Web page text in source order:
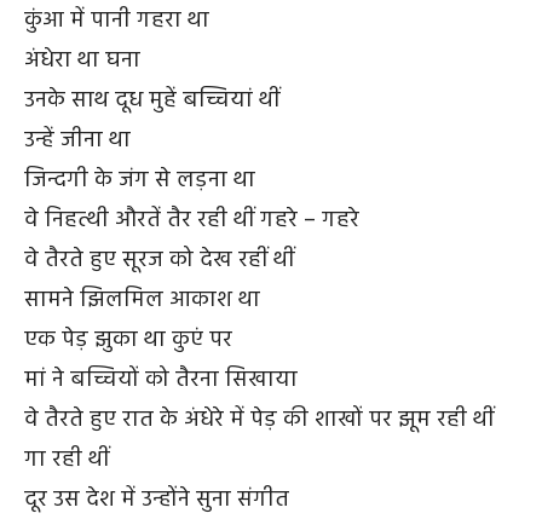
कुंआ में पानी गहरा था
अंधेरा था घना
उनके साथ दूध मुहें बच्चियां थीं
उन्हें जीना था
जिन्दगी के जंग से लड़ना था
वे निहत्थी औरतें तैर रही थीं गहरे – गहरे
वे तैरते हुए सूरज को देख रहीं थीं
सामने झिलमिल आकाश था
एक पेड़ झुका था कुएं पर
मां ने बच्चियों को तैरना सिखाया
वे तैरते हुए रात के अंधेरे में पेड़ की शाखों पर झूम रही थीं
गा रही थीं
दूर उस देश में उन्होंने सुना संगीत